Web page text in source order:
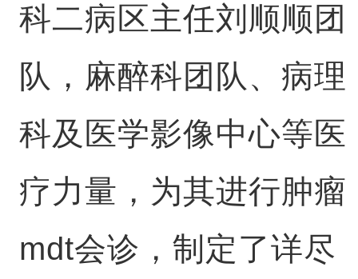
科二病区主任刘顺顺团
队，麻醉科团队、病理
科及医学影像中心等医
疗力量，为其进行肿瘤
mdt会诊，制定了详尽